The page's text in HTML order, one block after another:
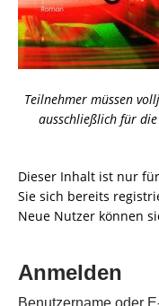
Teilnehmer müssen
ausschließlich für
Dieser Inhalt ist nur
Sie sich bereits
Neue Nutzer können
Anmelden
Benutzername oder